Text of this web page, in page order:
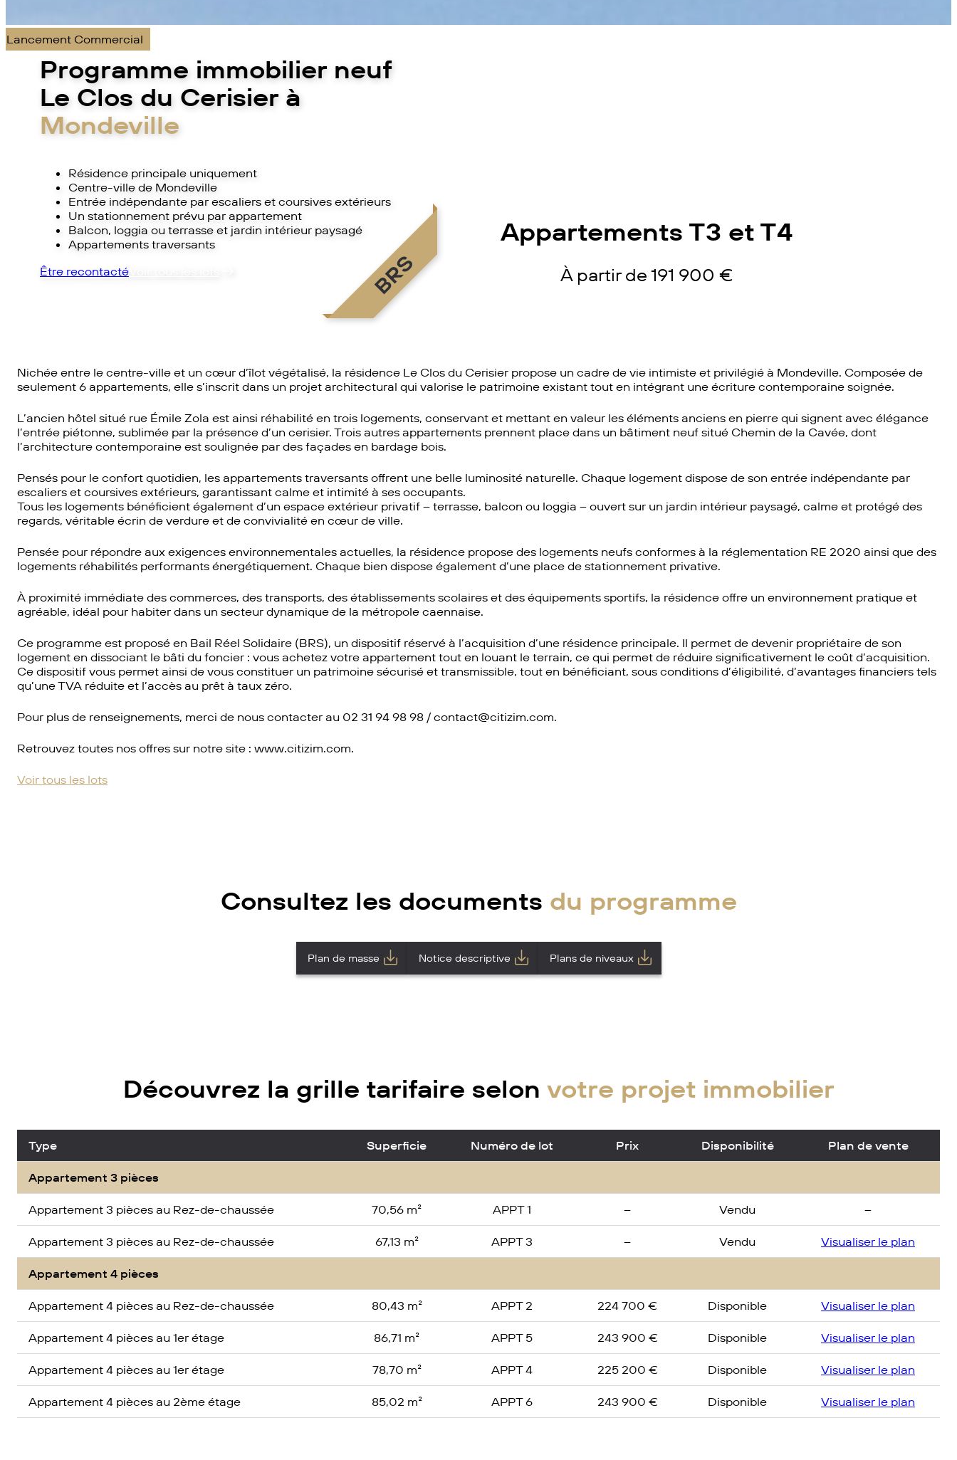
Lancement Commercial
Programme immobilier neuf
Le Clos du Cerisier à
Mondeville
Résidence principale uniquement
Centre-ville de Mondeville
Entrée indépendante par escaliers et coursives extérieurs
Un stationnement prévu par appartement
Balcon, loggia ou terrasse et jardin intérieur paysagé
Appartements traversants
Être recontacté
BRS
Appartements T3 et T4
À partir de 191 900 €
Nichée entre le centre-ville et un cœur d’îlot végétalisé, la résidence Le Clos du Cerisier propose un cadre de vie intimiste et privilégié à Mondeville. Composée de
seulement 6 appartements, elle s’inscrit dans un projet architectural qui valorise le patrimoine existant tout en intégrant une écriture contemporaine soignée.
L’ancien hôtel situé rue Émile Zola est ainsi réhabilité en trois logements, conservant et mettant en valeur les éléments anciens en pierre qui signent avec élégance
l’entrée piétonne, sublimée par la présence d’un cerisier. Trois autres appartements prennent place dans un bâtiment neuf situé Chemin de la Cavée, dont
l’architecture contemporaine est soulignée par des façades en bardage bois.
Pensés pour le confort quotidien, les appartements traversants offrent une belle luminosité naturelle. Chaque logement dispose de son entrée indépendante par
escaliers et coursives extérieurs, garantissant calme et intimité à ses occupants.
Tous les logements bénéficient également d’un espace extérieur privatif – terrasse, balcon ou loggia – ouvert sur un jardin intérieur paysagé, calme et protégé des
regards, véritable écrin de verdure et de convivialité en cœur de ville.
Pensée pour répondre aux exigences environnementales actuelles, la résidence propose des logements neufs conformes à la réglementation RE 2020 ainsi que des
logements réhabilités performants énergétiquement. Chaque bien dispose également d’une place de stationnement privative.
À proximité immédiate des commerces, des transports, des établissements scolaires et des équipements sportifs, la résidence offre un environnement pratique et
agréable, idéal pour habiter dans un secteur dynamique de la métropole caennaise.
Ce programme est proposé en Bail Réel Solidaire (BRS), un dispositif réservé à l’acquisition d’une résidence principale. Il permet de devenir propriétaire de son
logement en dissociant le bâti du foncier : vous achetez votre appartement tout en louant le terrain, ce qui permet de réduire significativement le coût d’acquisition.
Ce dispositif vous permet ainsi de vous constituer un patrimoine sécurisé et transmissible, tout en bénéficiant, sous conditions d’éligibilité, d’avantages financiers tels
qu’une TVA réduite et l’accès au prêt à taux zéro.
Pour plus de renseignements, merci de nous contacter au 02 31 94 98 98 / contact@citizim.com.
Retrouvez toutes nos offres sur notre site : www.citizim.com.
Voir tous les lots
Consultez les documents du programme
Plan de masse Notice descriptive Plans de niveaux
Découvrez la grille tarifaire selon votre projet immobilier
Type Superficie Numéro de lot Prix Disponibilité Plan de vente
Appartement 3 pièces
Appartement 3 pièces au Rez-de-chaussée 70,56 m² APPT 1 – Vendu –
Appartement 3 pièces au Rez-de-chaussée 67,13 m² APPT 3 – Vendu Visualiser le plan
Appartement 4 pièces
Appartement 4 pièces au Rez-de-chaussée 80,43 m² APPT 2 224 700 € Disponible Visualiser le plan
Appartement 4 pièces au 1er étage 86,71 m² APPT 5 243 900 € Disponible Visualiser le plan
Appartement 4 pièces au 1er étage 78,70 m² APPT 4 225 200 € Disponible Visualiser le plan
Appartement 4 pièces au 2ème étage 85,02 m² APPT 6 243 900 € Disponible Visualiser le plan